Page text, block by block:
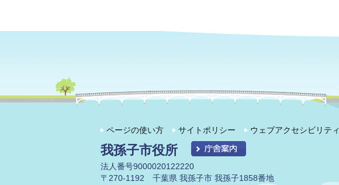
ページの使い方 サイトポリシー ウェブアクセシビリティ
我孫子市役所
法人番号9000020122220
〒270-1192 千葉県 我孫子市 我孫子1858番地